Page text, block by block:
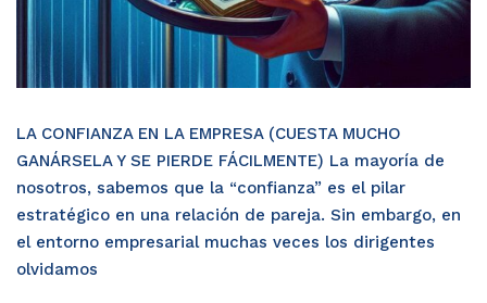
LA CONFIANZA EN LA EMPRESA (CUESTA MUCHO
GANÁRSELA Y SE PIERDE FÁCILMENTE) La mayoría de
nosotros, sabemos que la “confianza” es el pilar
estratégico en una relación de pareja. Sin embargo, en
el entorno empresarial muchas veces los dirigentes
olvidamos